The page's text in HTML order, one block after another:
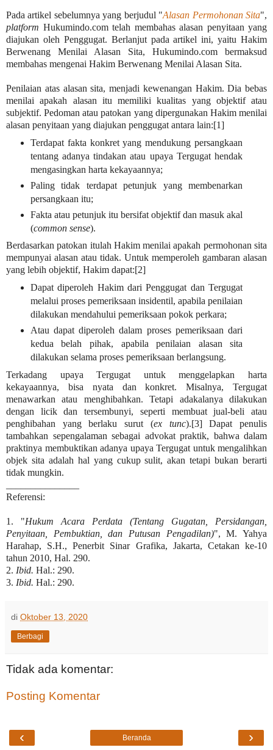
Pada artikel sebelumnya yang berjudul "Alasan Permohonan Sita",
platform Hukumindo.com telah membahas alasan penyitaan yang
diajukan oleh Penggugat. Berlanjut pada artikel ini, yaitu Hakim
Berwenang Menilai Alasan Sita, Hukumindo.com bermaksud
membahas mengenai Hakim Berwenang Menilai Alasan Sita.
Penilaian atas alasan sita, menjadi kewenangan Hakim. Dia bebas
menilai apakah alasan itu memiliki kualitas yang objektif atau
subjektif. Pedoman atau patokan yang dipergunakan Hakim menilai
alasan penyitaan yang diajukan penggugat antara lain:[1]
Terdapat fakta konkret yang mendukung persangkaan
tentang adanya tindakan atau upaya Tergugat hendak
mengasingkan harta kekayaannya;
Paling tidak terdapat petunjuk yang membenarkan
persangkaan itu;
Fakta atau petunjuk itu bersifat objektif dan masuk akal
(common sense).
Berdasarkan patokan itulah Hakim menilai apakah permohonan sita
mempunyai alasan atau tidak. Untuk memperoleh gambaran alasan
yang lebih objektif, Hakim dapat:[2]
Dapat diperoleh Hakim dari Penggugat dan Tergugat
melalui proses pemeriksaan insidentil, apabila penilaian
dilakukan mendahului pemeriksaan pokok perkara;
Atau dapat diperoleh dalam proses pemeriksaan dari
kedua belah pihak, apabila penilaian alasan sita
dilakukan selama proses pemeriksaan berlangsung.
Terkadang upaya Tergugat untuk menggelapkan harta
kekayaannya, bisa nyata dan konkret. Misalnya, Tergugat
menawarkan atau menghibahkan. Tetapi adakalanya dilakukan
dengan licik dan tersembunyi, seperti membuat jual-beli atau
penghibahan yang berlaku surut (ex tunc).[3] Dapat penulis
tambahkan sepengalaman sebagai advokat praktik, bahwa dalam
praktinya membuktikan adanya upaya Tergugat untuk mengalihkan
objek sita adalah hal yang cukup sulit, akan tetapi bukan berarti
tidak mungkin.
Referensi:
1. "Hukum Acara Perdata (Tentang Gugatan, Persidangan,
Penyitaan, Pembuktian, dan Putusan Pengadilan)", M. Yahya
Harahap, S.H., Penerbit Sinar Grafika, Jakarta, Cetakan ke-10
tahun 2010, Hal. 290.
2. Ibid. Hal.: 290.
3. Ibid. Hal.: 290.
di Oktober 13, 2020
Berbagi
Tidak ada komentar:
Posting Komentar
‹ ›
Beranda